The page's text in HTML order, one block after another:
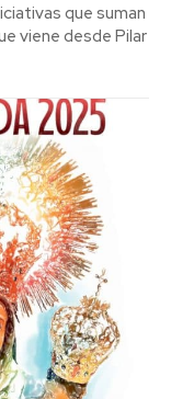
que suman
viene desde Pilar